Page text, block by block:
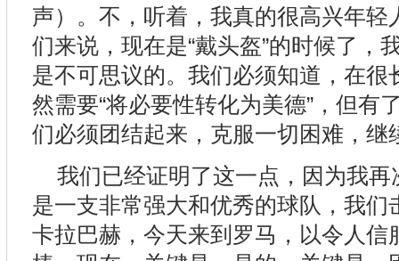
声）。不，听着，我真的很高兴年轻
们来说，现在是“戴头盔”的时候了，
是不可思议的。我们必须知道，在很
然需要“将必要性转化为美德”，但有
们必须团结起来，克服一切困难，继
我们已经证明了这一点，因为我
是一支非常强大和优秀的球队，我们
卡拉巴赫，今天来到罗马，以令人信